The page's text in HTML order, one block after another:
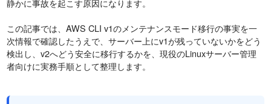
静かに事故を起こす原因になります。
この記事では、AWS CLI v1のメンテナンスモード移行の事実を一
次情報で確認したうえで、サーバー上にv1が残っていないかをどう
検出し、v2へどう安全に移行するかを、現役のLinuxサーバー管理
者向けに実務手順として整理します。